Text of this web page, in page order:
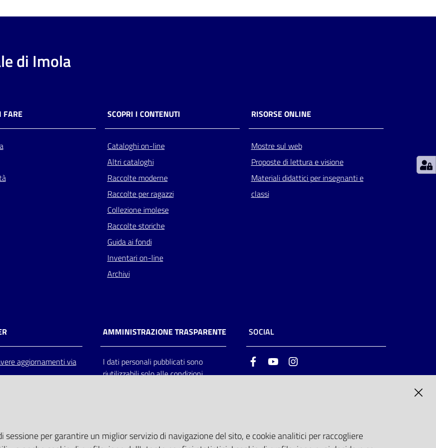
di Imola
FARE SCOPRI I CONTENUTI
Cataloghi on-line
Altri cataloghi
Raccolte moderne
Raccolte per ragazzi
Collezione imolese
Raccolte storiche
Guida ai fondi
Inventari on-line
Archivi
RISORSE ONLINE
Mostre sul web
Proposte di lettura e visione
Materiali didattici per insegnanti e
classi
aggiornamenti via
AMMINISTRAZIONE TRASPARENTE
I dati personali pubblicati sono
riutilizzabili solo alle condizioni
SOCIAL
FacebookYoutube
per garantire un miglior servizio di navigazione del sito, e cookie analitici per raccogliere